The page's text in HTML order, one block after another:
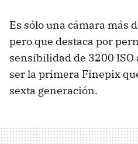
Es sólo una cámara más
pero que destaca por
sensibilidad de 3200
ser la primera Finepix
sexta generación.